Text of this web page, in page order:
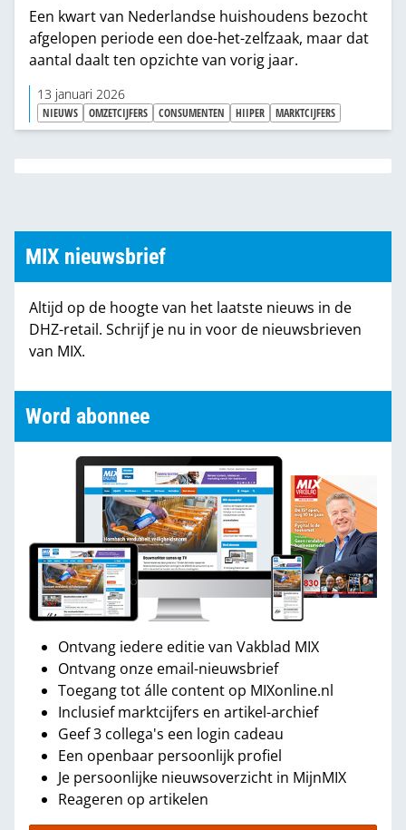
Een kwart van Nederlandse huishoudens bezocht
afgelopen periode een doe-het-zelfzaak, maar dat
aantal daalt ten opzichte van vorig jaar.
13 januari 2026
NIEUWS OMZETCIJFERS CONSUMENTEN HIIPER MARKTCIJFERS
MIX nieuwsbrief
Altijd op de hoogte van het laatste nieuws in de
DHZ-retail. Schrijf je nu in voor de nieuwsbrieven
van MIX.
Word abonnee
Ontvang iedere editie van Vakblad MIX
Ontvang onze email-nieuwsbrief
Toegang tot álle content op MIXonline.nl
Inclusief marktcijfers en artikel-archief
Geef 3 collega's een login cadeau
Een openbaar persoonlijk profiel
Je persoonlijke nieuwsoverzicht in MijnMIX
Reageren op artikelen